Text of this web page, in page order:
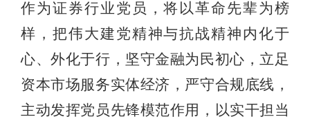
作为证券行业党员，将以革命先辈为榜
样，把伟大建党精神与抗战精神内化于
心、外化于行，坚守金融为民初心，立足
资本市场服务实体经济，严守合规底线，
主动发挥党员先锋模范作用，以实干担当